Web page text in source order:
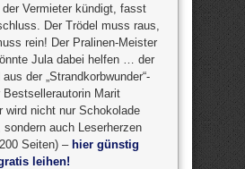
Vermieter kündigt, fasst
Der Trödel muss raus,
rein! Der Pralinen-Meister
Jula dabei helfen … der
der „Strandkorbwunder“-
Bestsellerautorin Marit
wird nicht nur Schokolade
auch Leserherzen
Seiten) – hier günstig
leihen!